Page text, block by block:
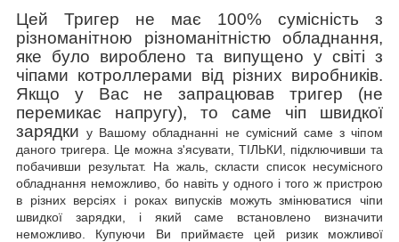
Цей Тригер не має 100% сумісність з
різноманітною різноманітністю обладнання,
яке було вироблено та випущено у світі з
чіпами котроллерами від різних виробників.
Якщо у Вас не запрацював тригер (не
перемикає напругу), то саме чіп швидкої
зарядкиу Вашому обладнанні не сумісний саме з чіпом
даного тригера. Це можна з'ясувати, ТІЛЬКИ, підключивши та
побачивши результат. На жаль, скласти список несумісного
обладнання неможливо, бо навіть у одного і того ж пристрою
в різних версіях і роках випусків можуть змінюватися чіпи
швидкої зарядки, і який саме встановлено визначити
неможливо. Купуючи Ви приймаєте цей ризик можливої